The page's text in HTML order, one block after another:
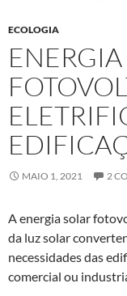
ECOLOGIA
MAIO 1, 2021 2
A energia solar
da luz solar
necessidades das
comercial ou